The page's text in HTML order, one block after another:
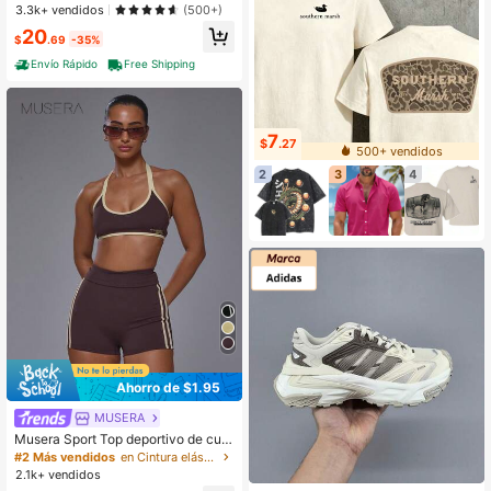
3.3k+ vendidos
(500+)
$20.69 -35%
Envío Rápido
Free Shipping
Ahorro de $1.95
MUSERA
Musera Sport Top deportivo de cuel
lo de pico con ribete de contraste, e
spalda abierta y cuello halter, de ta
#2 Más vendidos
en Cintura elástica Sujetadores deportivos para mu
2.1k+ vendidos
$7.27
500+ vendidos
2
3 4